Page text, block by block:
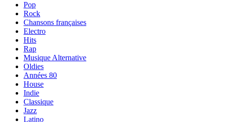
Pop
Rock
Chansons françaises
Electro
Hits
Rap
Musique Alternative
Oldies
Années 80
House
Indie
Classique
Jazz
Latino